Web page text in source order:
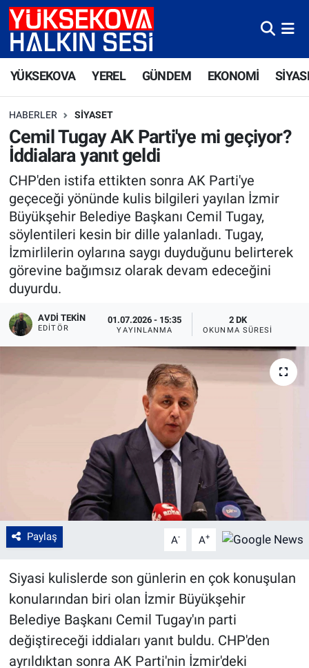
YÜKSEKOVA YEREL GÜNDEM EKONOMİ
HABERLER SIYASET
Cemil Tugay AK Parti'ye mi geçiyor?
İddialara yanıt geldi
CHP'den istifa ettikten sonra AK Parti'ye
geçeceği yönünde kulis bilgileri yayılan İzmir
Büyükşehir Belediye Başkanı Cemil Tugay,
söylentileri kesin bir dille yalanladı. Tugay,
İzmirlilerin oylarına saygı duyduğunu belirterek
görevine bağımsız olarak devam edeceğini
duyurdu.
AVDI TEKIN
EDITÖR
01.07.2026 - 15:35
YAYINLANMA
2 DK
OKUNMA SÜRESI
Paylaş A- A+
Siyasi kulislerde son günlerin en çok konuşulan
konularından biri olan İzmir Büyükşehir
Belediye Başkanı Cemil Tugay'ın parti
değiştireceği iddiaları yanıt buldu. CHP'den
ayrıldıktan sonra AK Parti'nin İzmir'deki
Yüksekova Nöbetçi Eczaneler
Yüksekova Trafik Yoğunluk Haritası
Süper Lig Puan Durumu ve Fikstür
Tüm Manşetler
Son Dakika Haberleri
Haber Arşivi